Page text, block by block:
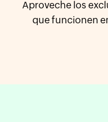
Aproveche los
que funcionen